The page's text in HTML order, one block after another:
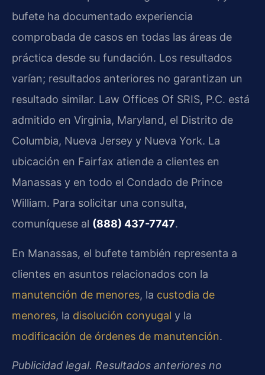
bufete ha documentado experiencia
comprobada de casos en todas las áreas de
práctica desde su fundación. Los resultados
varían; resultados anteriores no garantizan un
resultado similar. Law Offices Of SRIS, P.C. está
admitido en Virginia, Maryland, el Distrito de
Columbia, Nueva Jersey y Nueva York. La
ubicación en Fairfax atiende a clientes en
Manassas y en todo el Condado de Prince
William. Para solicitar una consulta,
comuníquese al (888) 437-7747.
En Manassas, el bufete también representa a
clientes en asuntos relacionados con la
manutención de menores, la custodia de
menores, la disolución conyugal y la
modificación de órdenes de manutención.
Publicidad legal. Resultados anteriores no